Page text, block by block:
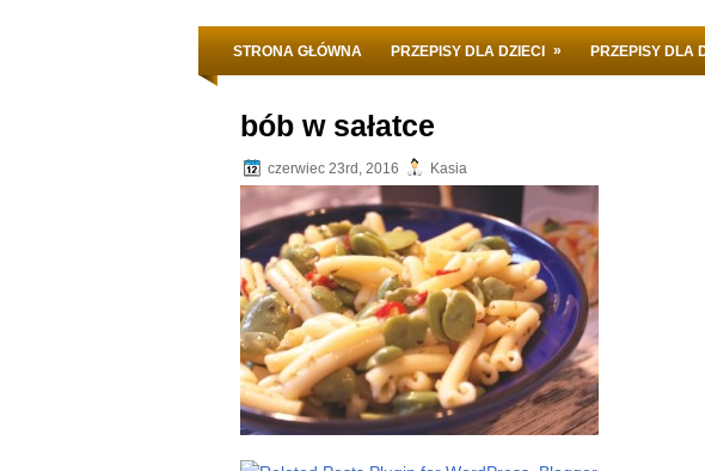
STRONA GŁÓWNA PRZEPISY DLA DZIECI » PRZEPISY DLA
bób w sałatce
czerwiec 23rd, 2016 Kasia